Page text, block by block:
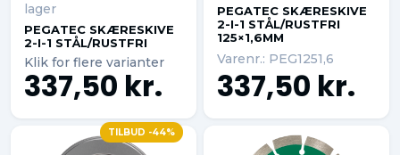
lager
PEGATEC SKÆRESKIVE
2-I-1 STÅL/RUSTFRI
Klik for flere varianter
337,50 kr.
PEGATEC SKÆRESKIVE
2-I-1 STÅL/RUSTFRI
125×1,6MM
Varenr.: PEG1251,6
337,50 kr.
TILBUD -44%